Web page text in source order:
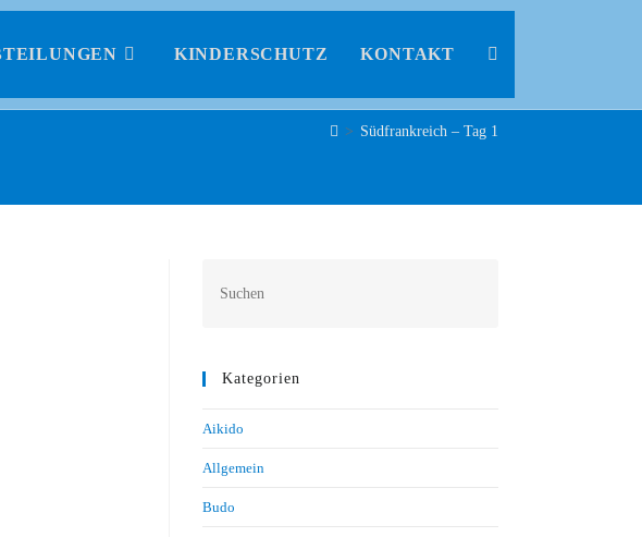
KINDERSCHUTZ KONTAKT
> Südfrankreich – Tag 1
Kategorien
Aikido
Allgemein
Budo